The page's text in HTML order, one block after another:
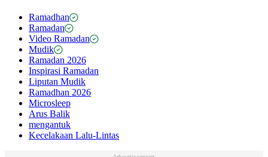
Ramadhan
Ramadan
Video Ramadan
Mudik
Ramadan 2026
Inspirasi Ramadan
Liputan Mudik
Ramadhan 2026
Microsleep
Arus Balik
mengantuk
Kecelakaan Lalu-Lintas